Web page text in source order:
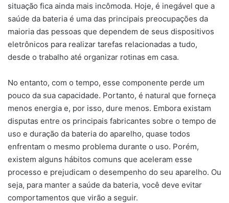
situação fica ainda mais incômoda. Hoje, é inegável que a
saúde da bateria é uma das principais preocupações da
maioria das pessoas que dependem de seus dispositivos
eletrônicos para realizar tarefas relacionadas a tudo,
desde o trabalho até organizar rotinas em casa.
No entanto, com o tempo, esse componente perde um
pouco da sua capacidade. Portanto, é natural que forneça
menos energia e, por isso, dure menos. Embora existam
disputas entre os principais fabricantes sobre o tempo de
uso e duração da bateria do aparelho, quase todos
enfrentam o mesmo problema durante o uso. Porém,
existem alguns hábitos comuns que aceleram esse
processo e prejudicam o desempenho do seu aparelho. Ou
seja, para manter a saúde da bateria, você deve evitar
comportamentos que virão a seguir.